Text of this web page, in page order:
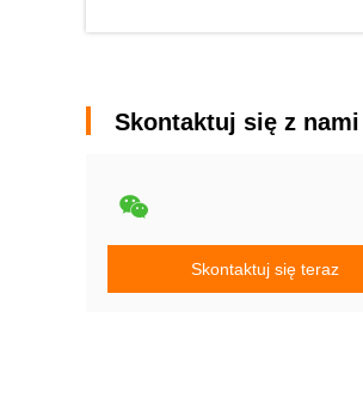
Skontaktuj się z nami
Skontaktuj się teraz